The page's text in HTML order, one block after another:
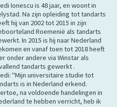
Ionescu is 48 jaar, en woont in
Na zijn opleiding tot tandarts
hij van 2002 tot 2015 in zijn
Roemenië als tandarts
In 2015 is hij naar Nederland
en vanaf toen tot 2018 heeft
onder andere via Winstar als
tandarts gewerkt .
"Mijn universitaire studie tot
is in Nederland erkend.
na voldoende handelingen in
te hebben verricht, heb ik